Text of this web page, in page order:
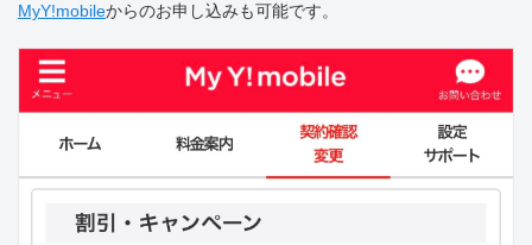
MyY!mobileからのお申し込みも可能です。